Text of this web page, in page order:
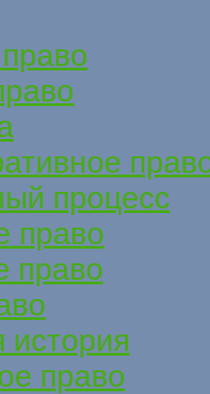
процесс
право
право
право